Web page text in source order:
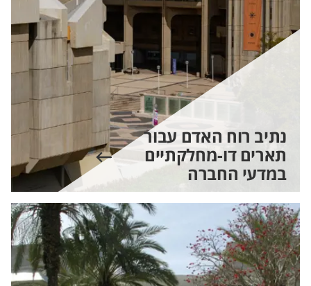
נתיב רוח האדם עבור
תארים דו-מחלקתיים
במדעי החברה